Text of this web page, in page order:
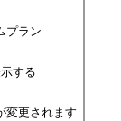
プラン
する
変更されます